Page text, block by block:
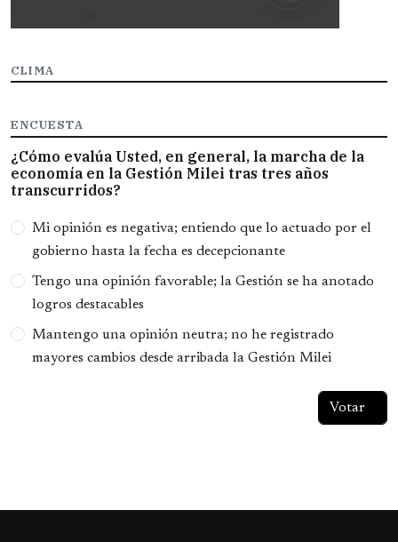
CLIMA
ENCUESTA
¿Cómo evalúa Usted, en general, la marcha de la
economía en la Gestión Milei tras tres años
transcurridos?
Opciones
Mi opinión es negativa; entiendo que lo actuado por el
gobierno hasta la fecha es decepcionante
Tengo una opinión favorable; la Gestión se ha anotado
logros destacables
Mantengo una opinión neutra; no he registrado
mayores cambios desde arribada la Gestión Milei